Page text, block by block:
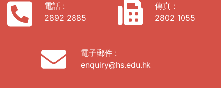
電話 :
2892 2885
傳真 :
2802 1055
電子郵件 :
enquiry@hs.edu.hk